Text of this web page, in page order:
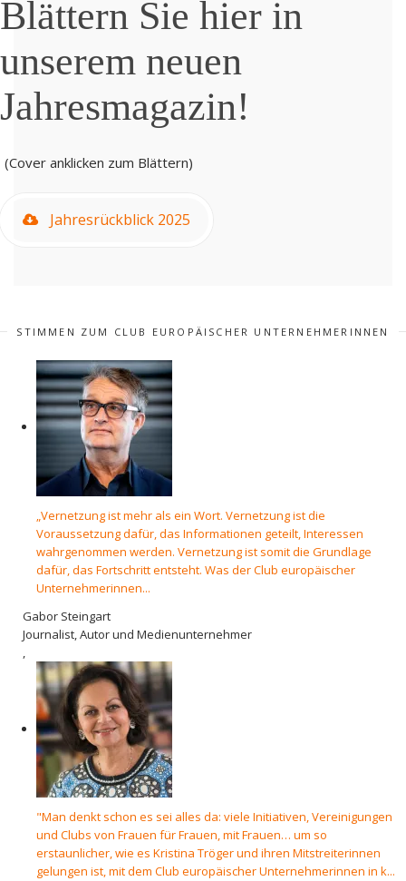
Blättern Sie hier in
unserem neuen
Jahresmagazin!
(Cover anklicken zum Blättern)
Jahresrückblick 2025
STIMMEN ZUM CLUB EUROPÄISCHER UNTERNEHMERINNEN
„Vernetzung ist mehr als ein Wort. Vernetzung ist die
Voraussetzung dafür, das Informationen geteilt, Interessen
wahrgenommen werden. Vernetzung ist somit die Grundlage
dafür, das Fortschritt entsteht. Was der Club europäischer
Unternehmerinnen...
Gabor Steingart
Journalist, Autor und Medienunternehmer
,
"Man denkt schon es sei alles da: viele Initiativen, Vereinigungen
und Clubs von Frauen für Frauen, mit Frauen… um so
erstaunlicher, wie es Kristina Tröger und ihren Mitstreiterinnen
gelungen ist, mit dem Club europäischer Unternehmerinnen in k...